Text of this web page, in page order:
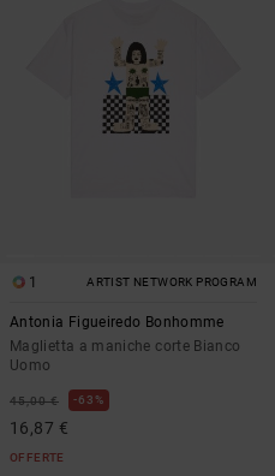
1 ARTIST NETWORK PROGRAM
Antonia Figueiredo Bonhomme
Maglietta a maniche corte Bianco
Uomo
45,00 € 63%
16,87 €
OFFERTE